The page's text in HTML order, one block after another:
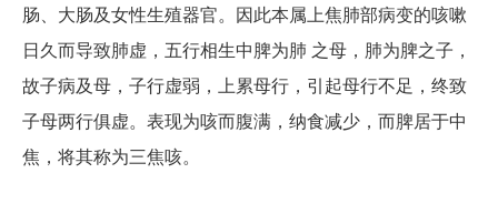
肠、大肠及女性生殖器官。因此本属上焦肺部病变的咳嗽
日久而导致肺虚，五行相生中脾为肺 之母，肺为脾之子，
故子病及母，子行虚弱，上累母行，引起母行不足，终致
子母两行俱虚。表现为咳而腹满，纳食减少，而脾居于中
焦，将其称为三焦咳。